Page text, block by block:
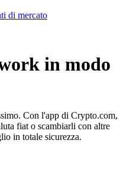
di mercato
in modo
Con l'app di Crypto.com,
fiat o scambiarli con altre
in totale sicurezza.